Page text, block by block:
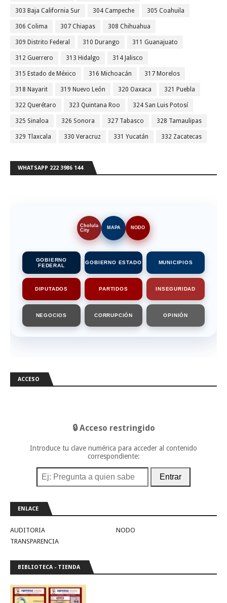
303 Baja California Sur 304 Campeche 305 Coahuila
306 Colima 307 Chiapas 308 Chihuahua
309 Distrito Federal 310 Durango 311 Guanajuato
312 Guerrero 313 Hidalgo 314 Jalisco
315 Estado de México 316 Michoacán 317 Morelos
318 Nayarit 319 Nuevo León 320 Oaxaca 321 Puebla
322 Querétaro 323 Quintana Roo 324 San Luis Potosí
325 Sinaloa 326 Sonora 327 Tabasco 328 Tamaulipas
329 Tlaxcala 330 Veracruz 331 Yucatán 332 Zacatecas
WHATSAPP 222 3986 144
Cholula
City
MAPA NODO
GOBIERNO
FEDERAL
GOBIERNO ESTADO MUNICIPIOS
DIPUTADOS PARTIDOS INSEGURIDAD
NEGOCIOS CORRUPCIÓN OPINIÓN
ACCESO
🔒 Acceso restringido
Introduce tu clave numérica para acceder al contenido
correspondiente:
Entrar
ENLACE
AUDITORIA
NODO
TRANSPARENCIA
BIBLIOTECA - TIENDA